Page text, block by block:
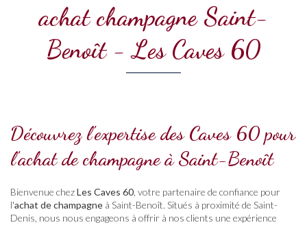
achat champagne Saint-
Benoît - Les Caves 60
Découvrez l'expertise des Caves 60 pour
l'achat de champagne à Saint-Benoît
Bienvenue chezLes Caves 60 , votre partenaire de confiance pour
l'achat de champagne à Saint-Benoît. Situés à proximité de Saint-
Denis, nous nous engageons à offrir à nos clients une expérience